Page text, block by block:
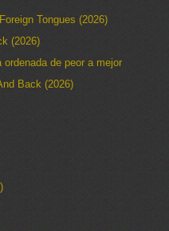
Tongues (2026)
(2026)
de peor a mejor
Back (2026)